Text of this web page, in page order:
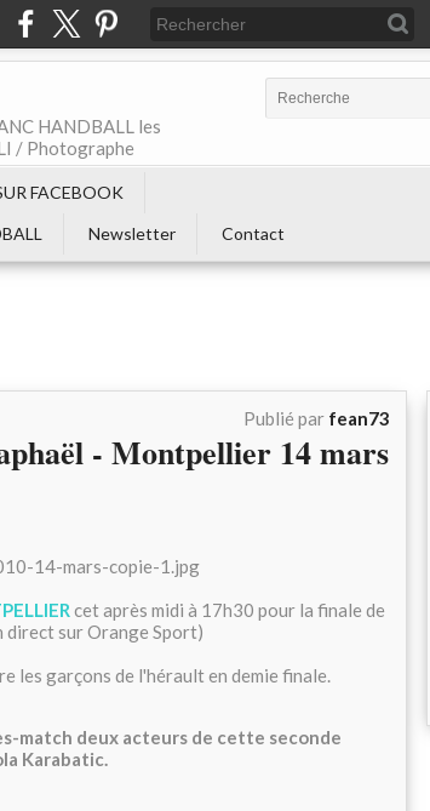
HANDBALL les
/ Photographe
FACEBOOK
Newsletter Contact
Publié par fean73
- Montpellier 14 mars
cet après midi à 17h30 pour la finale de
direct sur Orange Sport)
les garçons de l'hérault en demie finale.
match deux acteurs de cette seconde
Karabatic.